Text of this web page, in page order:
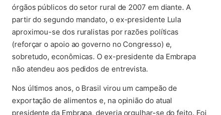
órgãos públicos do setor rural de 2007 em diante. A
partir do segundo mandato, o ex-presidente Lula
aproximou-se dos ruralistas por razões políticas
(reforçar o apoio ao governo no Congresso) e,
sobretudo, econômicas. O ex-presidente da Embrapa
não atendeu aos pedidos de entrevista.
Nos últimos anos, o Brasil virou um campeão de
exportação de alimentos e, na opinião do atual
presidente da Embrapa, deveria orgulhar-se do feito. Foi